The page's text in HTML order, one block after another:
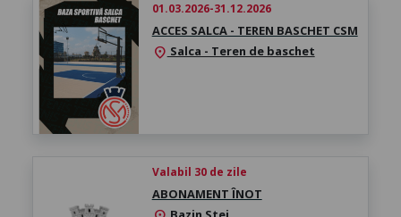
01.03.2026-31.12.2026
ACCES SALCA - TEREN BASCHET CSM
location_on Salca - Teren de baschet
Valabil 30 de zile
ABONAMENT ÎNOT